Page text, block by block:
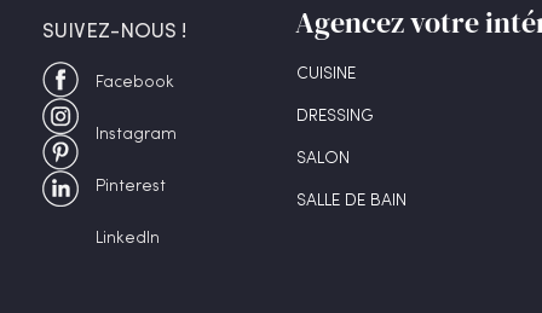
SUIVEZ-NOUS !
Facebook
Instagram
Pinterest
LinkedIn
Agencez votre
CUISINE
DRESSING
SALON
SALLE DE BAIN